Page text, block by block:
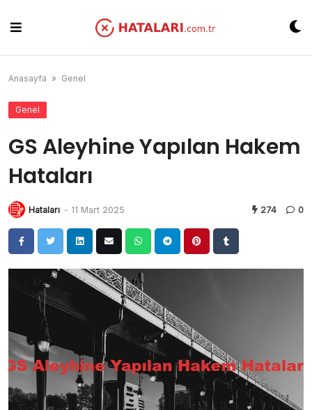
content
Anasayfa » Genel
Genel
GS Aleyhine Yapılan Hakem
Hataları
Hataları - 11 Mart 2025 274 0